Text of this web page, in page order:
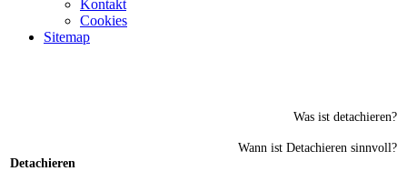
Kontakt
Cookies
Sitemap
Detachieren
Was ist detachieren?
Wann ist Detachieren sinnvoll?